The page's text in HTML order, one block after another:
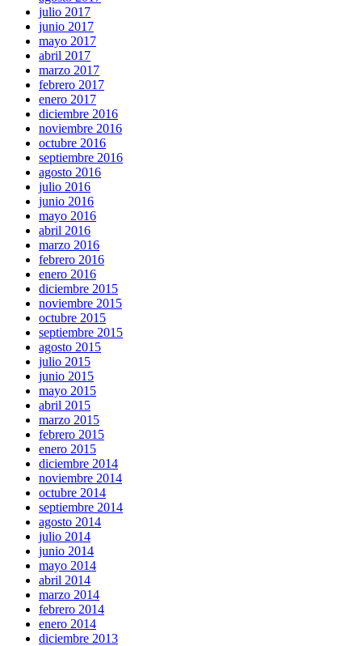
julio 2017
junio 2017
mayo 2017
abril 2017
marzo 2017
febrero 2017
enero 2017
diciembre 2016
noviembre 2016
octubre 2016
septiembre 2016
agosto 2016
julio 2016
junio 2016
mayo 2016
abril 2016
marzo 2016
febrero 2016
enero 2016
diciembre 2015
noviembre 2015
octubre 2015
septiembre 2015
agosto 2015
julio 2015
junio 2015
mayo 2015
abril 2015
marzo 2015
febrero 2015
enero 2015
diciembre 2014
noviembre 2014
octubre 2014
septiembre 2014
agosto 2014
julio 2014
junio 2014
mayo 2014
abril 2014
marzo 2014
febrero 2014
enero 2014
diciembre 2013